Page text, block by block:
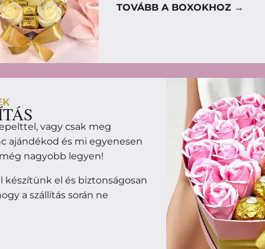
TOVÁBB A BOXOKHOZ →
vagy csak meg
ajándékod és mi egyenesen
nagyobb legyen!
el és biztonságosan
a szállítás során ne